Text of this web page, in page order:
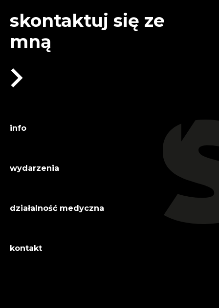
skontaktuj się ze
mną
info
wydarzenia
działalność medyczna
kontakt